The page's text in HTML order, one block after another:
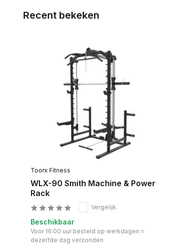
Recent bekeken
Toorx Fitness
WLX-90 Smith Machine & Power
Rack
Vergelijk
Beschikbaar
Voor 16:00 uur besteld op werkdagen =
dezelfde dag verzonden